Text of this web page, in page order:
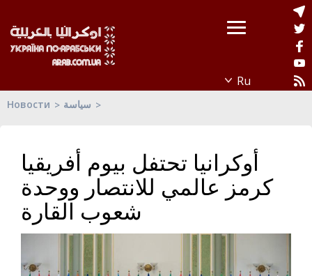
Новости سياسة
أوكرانيا تحتفل بيوم أفريقيا
كرمز عالمي للانتصار ووحدة
شعوب القارة